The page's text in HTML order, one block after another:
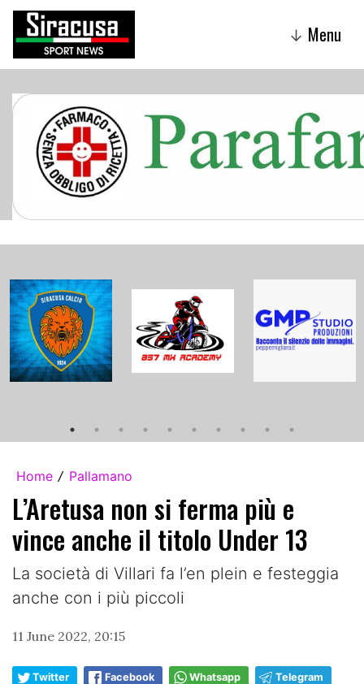
↓ Menu
Home / Pallamano
L’Aretusa non si ferma più e
vince anche il titolo Under 13
La società di Villari fa l’en plein e festeggia
anche con i più piccoli
11 June 2022, 20:15
Twitter Facebook Whatsapp Telegram